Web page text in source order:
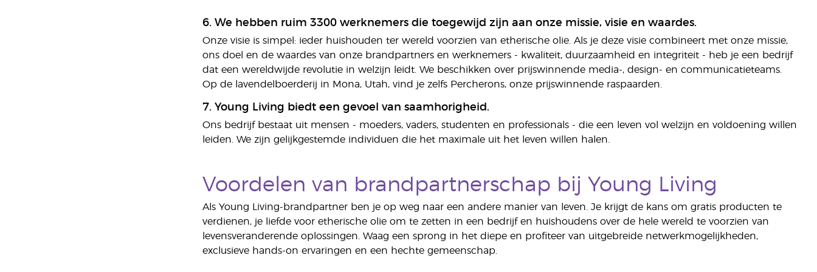
6. We hebben ruim 3300 werknemers die toegewijd zijn aan onze missie, visie en waardes.
Onze visie is simpel: ieder huishouden ter wereld voorzien van etherische olie. Als je deze visie combineert met onze missie,
ons doel en de waardes van onze brandpartners en werknemers - kwaliteit, duurzaamheid en integriteit - heb je een bedrijf
dat een wereldwijde revolutie in welzijn leidt. We beschikken over prijswinnende media-, design- en communicatieteams.
Op de lavendelboerderij in Mona, Utah, vind je zelfs Percherons, onze prijswinnende raspaarden.
7. Young Living biedt een gevoel van saamhorigheid.
Ons bedrijf bestaat uit mensen - moeders, vaders, studenten en professionals - die een leven vol welzijn en voldoening willen
leiden. We zijn gelijkgestemde individuen die het maximale uit het leven willen halen.
Voordelen van brandpartnerschap bij Young Living
Als Young Living-brandpartner ben je op weg naar een andere manier van leven. Je krijgt de kans om gratis producten te
verdienen, je liefde voor etherische olie om te zetten in een bedrijf en huishoudens over de hele wereld te voorzien van
levensveranderende oplossingen. Waag een sprong in het diepe en profiteer van uitgebreide netwerkmogelijkheden,
exclusieve hands-on ervaringen en een hechte gemeenschap.